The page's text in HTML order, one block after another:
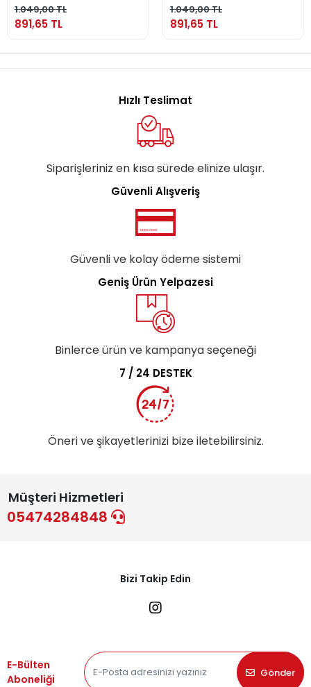
1.049,00 TL
891,65 TL
1.049,00 TL
891,65 TL
Hızlı Teslimat
Siparişleriniz en kısa sürede elinize ulaşır.
Güvenli Alışveriş
Güvenli ve kolay ödeme sistemi
Geniş Ürün Yelpazesi
Binlerce ürün ve kampanya seçeneği
7 / 24 DESTEK
Öneri ve şikayetlerinizi bize iletebilirsiniz.
Müşteri Hizmetleri
05474284848
Bizi Takip Edin
E-Bülten
Aboneliği
Gönder